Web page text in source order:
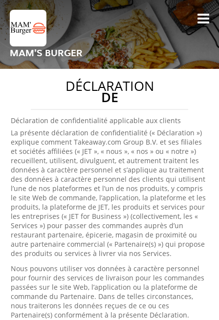
MAM'S BURGER
DÉCLARATION
DE
Déclaration de confidentialité applicable aux clients
La présente déclaration de confidentialité (« Déclaration »)
explique comment Takeaway.com Group B.V. et ses filiales
et sociétés affiliées (« JET », « nous », « nos » ou « notre »)
recueillent, utilisent, divulguent, et autrement traitent les
données à caractère personnel et s’applique au traitement
des données à caractère personnel des clients qui utilisent
l’une de nos plateformes et l’un de nos produits, y compris
le site Web de commande, l’application, la plateforme et les
produits, la plateforme de JET, les produits et services pour
les entreprises (« JET for Business ») (collectivement, les «
Services ») pour passer des commandes auprès d’un
restaurant partenaire, épicerie, magasin de proximité ou
autre partenaire commercial (« Partenaire(s) ») qui propose
des produits ou services à livrer via nos Services.
Nous pouvons utiliser vos données à caractère personnel
pour fournir des services de livraison pour les commandes
passées sur le site Web, l’application ou la plateforme de
commande du Partenaire. Dans de telles circonstances,
nous traiterons les données reçues de ce ou ces
Partenaire(s) conformément à la présente Déclaration.